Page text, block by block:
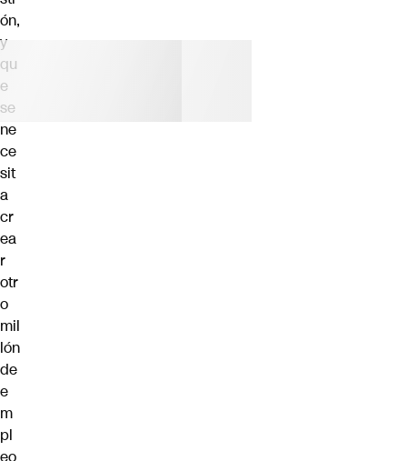
ón,
y
qu
e
se
ne
ce
sit
a
cr
ea
r
otr
o
mil
lón
de
e
m
pl
eo